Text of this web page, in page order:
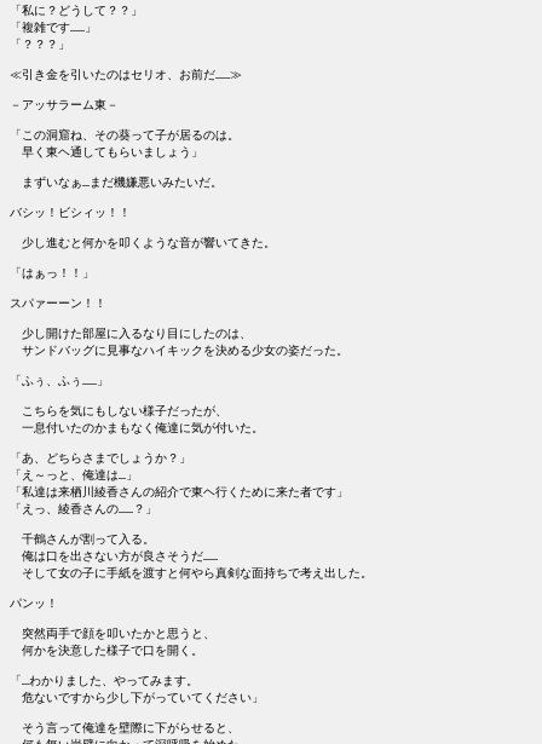
「私に？どうして？？」
「複雑です……」
「？？？」
≪引き金を引いたのはセリオ、お前だ……≫
－アッサラーム東－
「この洞窟ね、その葵って子が居るのは。
早く東ヘ通してもらいましょう」
まずいなぁ…まだ機嫌悪いみたいだ。
バシッ！ビシィッ！！
少し進むと何かを叩くような音が響いてきた。
「はぁっ！！」
スパァーーン！！
少し開けた部屋に入るなり目にしたのは、
サンドバッグに見事なハイキックを決める少女の姿だった。
「ふぅ、ふぅ……」
こちらを気にもしない様子だったが、
一息付いたのかまもなく俺達に気が付いた。
「あ、どちらさまでしょうか？」
「え～っと、俺達は…」
「私達は来栖川綾香さんの紹介で東ヘ行くために来た者です」
「えっ、綾香さんの……？」
千鶴さんが割って入る。
俺は口を出さない方が良さそうだ……
そして女の子に手紙を渡すと何やら真剣な面持ちで考え出した。
パンッ！
突然両手で顔を叩いたかと思うと、
何かを決意した様子で口を開く。
「…わかりました、やってみます。
危ないですから少し下がっていてください」
そう言って俺達を壁際に下がらせると、